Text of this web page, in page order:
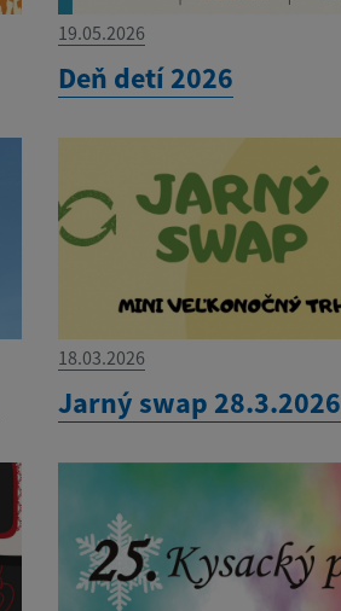
19.05.2026
Deň detí 2026
18.03.2026
Jarný swap 28.3.2026